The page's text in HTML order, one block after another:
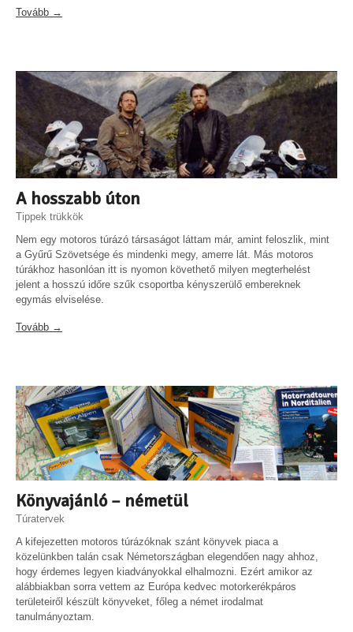
Tovább →
A hosszabb úton
Tippek trükkök
Nem egy motoros túrázó társaságot láttam már, amint feloszlik, mint
a Gyűrű Szövetsége és mindenki megy, amerre lát. Más motoros
túrákhoz hasonlóan itt is nyomon követhető milyen megterhelést
jelent a hosszú időre szűk csoportba kényszerülő embereknek
egymás elviselése.
Tovább →
Könyvajánló – németül
Túratervek
A kifejezetten motoros túrázóknak szánt könyvek piaca a
közelünkben talán csak Németországban elegendően nagy ahhoz,
hogy érdemes legyen kiadványokkal elhalmozni. Ezért amikor az
alábbiakban sorra vettem az Európa kedvec motorkerékpáros
területeiről készült könyveket, főleg a német irodalmat
tanulmányoztam.